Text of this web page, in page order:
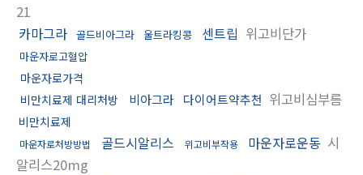
21
카마그라 골드비아그라 울트라킹콩 센트립 위고비단가
마운자로고혈압
마운자로가격
비만치료제 대리처방
비아그라 다이어트약추천 위고비심부름
비만치료제
마운자로처방방법 골드시알리스 위고비부작용 마운자로운동 시
알리스20mg